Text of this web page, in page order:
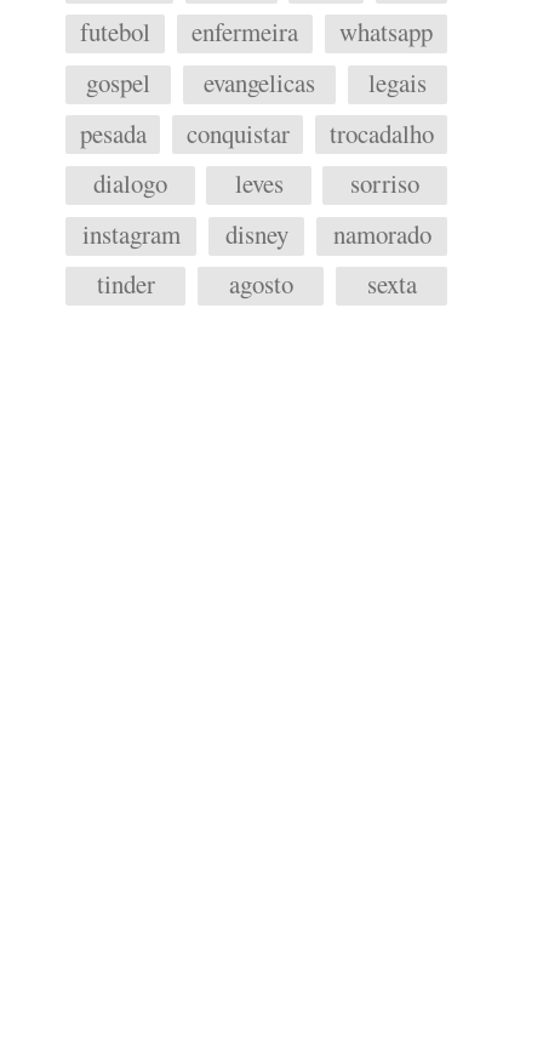
futebol
enfermeira
whatsapp
gospel
evangelicas
legais
pesada
conquistar
trocadalho
dialogo
leves
sorriso
instagram
disney
namorado
tinder
agosto sexta